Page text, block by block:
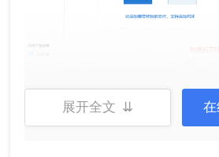
2、加入要解密的PDF文件，点击
展开全文 ⇊ 在